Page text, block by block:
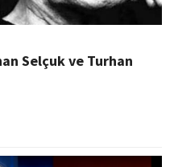
Selçuk ve Turhan